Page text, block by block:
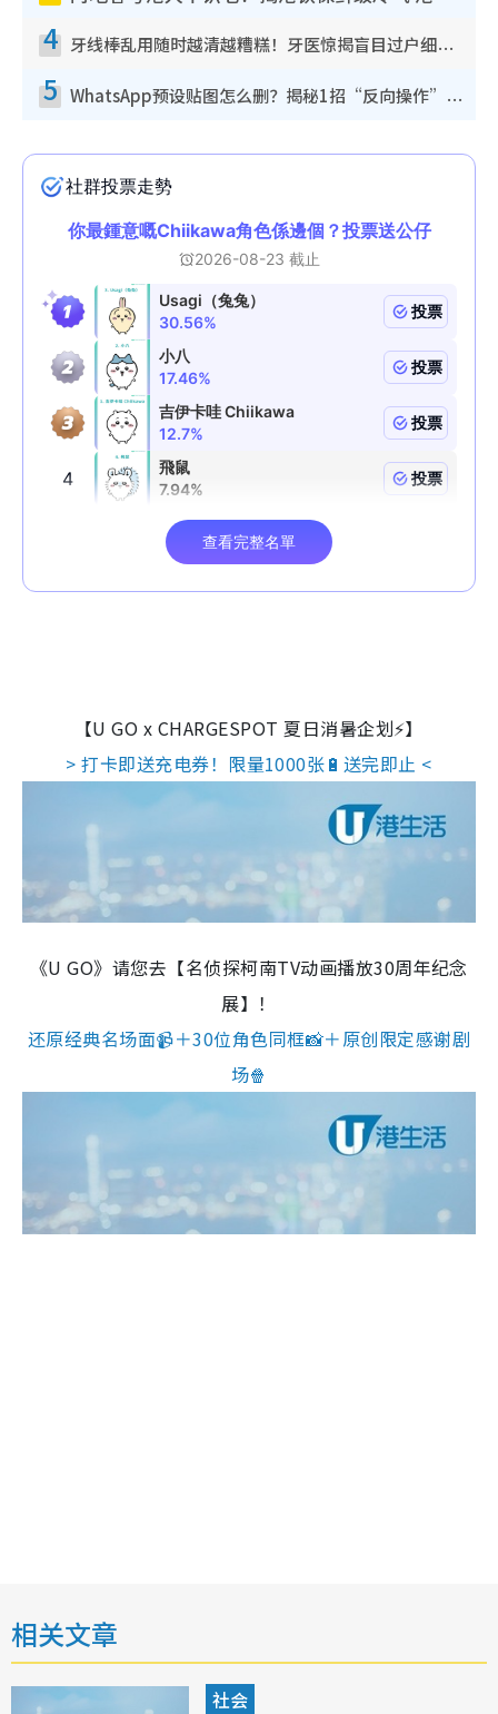
4 牙线棒乱用随时越清越糟糕！牙医惊揭盲目过户细菌恐致蛀牙：这种才是日常真保养
5 WhatsApp预设贴图怎么删？揭秘1招“反向操作”还原简洁界面 附3步实测教程
【U GO x CHARGESPOT 夏日消暑企划⚡】
> 打卡即送充电券！限量1000张🔋送完即止 <
《U GO》请您去【名侦探柯南TV动画播放30周年纪念
展】！
还原经典名场面📹＋30位角色同框📸＋原创限定感谢剧
场🍿
相关文章
社会